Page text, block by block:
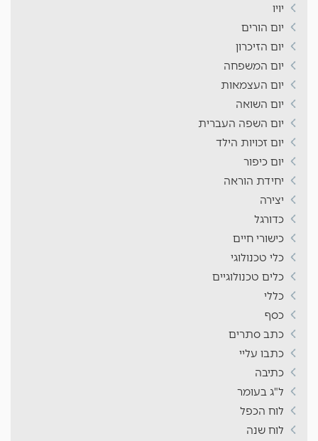
יויו
יום הורים
יום הזיכרון
יום המשפחה
יום העצמאות
יום השואה
יום השפה העברית
יום זכויות הילד
יום כיפור
יחידת הוראה
יצירה
כדורגל
כישורי חיים
כלי טכנולוגי
כלים טכנולוגיים
כללי
כסף
כתב סתרים
כתבו עליי
כתיבה
ל"ג בעומר
לוח הכפל
לוח שנה